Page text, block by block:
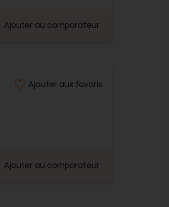
Ajouter au comparateur
Ajouter aux favoris
Ajouter au comparateur